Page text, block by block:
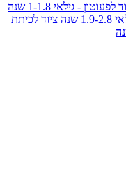
לפעוטון - גילאי 1-1.8 שנה
ציוד לכיתת